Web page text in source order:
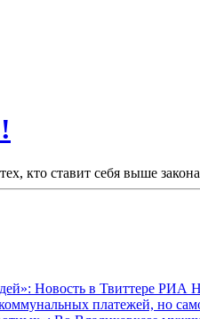
кто ставит себя выше
Новость в Твиттере РИА
платежей, но